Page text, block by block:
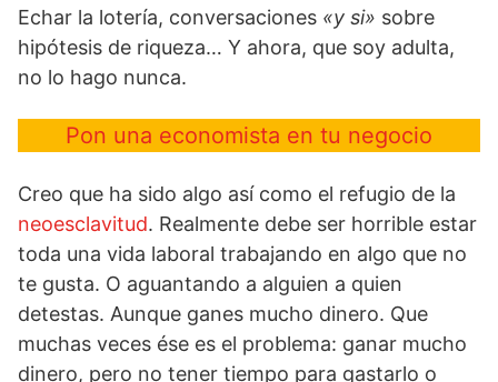
Echar la lotería, conversaciones «y si» sobre
hipótesis de riqueza… Y ahora, que soy adulta,
no lo hago nunca.
Pon una economista en tu negocio
Creo que ha sido algo así como el refugio de la
neoesclavitud. Realmente debe ser horrible estar
toda una vida laboral trabajando en algo que no
te gusta. O aguantando a alguien a quien
detestas. Aunque ganes mucho dinero. Que
muchas veces ése es el problema: ganar mucho
dinero, pero no tener tiempo para gastarlo o